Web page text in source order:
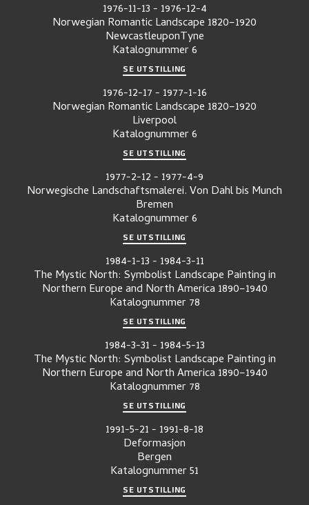
1976-11-13- 1976-12-4
Norwegian Romantic Landscape 1820–1920
NewcastleuponTyne
Katalognummer6
SE UTSTILLING
1976-12-17- 1977-1-16
Norwegian Romantic Landscape 1820–1920
Liverpool
Katalognummer6
SE UTSTILLING
1977-2-12- 1977-4-9
Norwegische Landschaftsmalerei. Von Dahl bis Munch
Bremen
Katalognummer6
SE UTSTILLING
1984-1-13- 1984-3-11
The Mystic North: Symbolist Landscape Painting in
Northern Europe and North America 1890–1940
Katalognummer 78
SE UTSTILLING
1984-3-31- 1984-5-13
The Mystic North: Symbolist Landscape Painting in
Northern Europe and North America 1890–1940
Katalognummer 78
SE UTSTILLING
1991-5-21- 1991-8-18
Deformasjon
Bergen
Katalognummer51
SE UTSTILLING